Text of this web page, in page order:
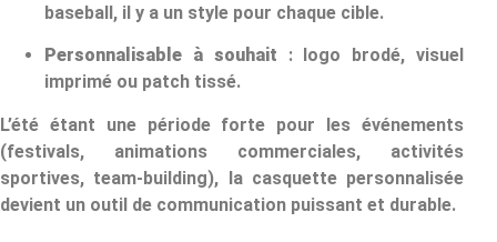
baseball, il y a un style pour chaque cible.
Personnalisable à souhait : logo brodé, visuel
imprimé ou patch tissé.
L’été étant une période forte pour les événements
(festivals, animations commerciales, activités
sportives, team-building), la casquette personnalisée
devient un outil de communication puissant et durable.